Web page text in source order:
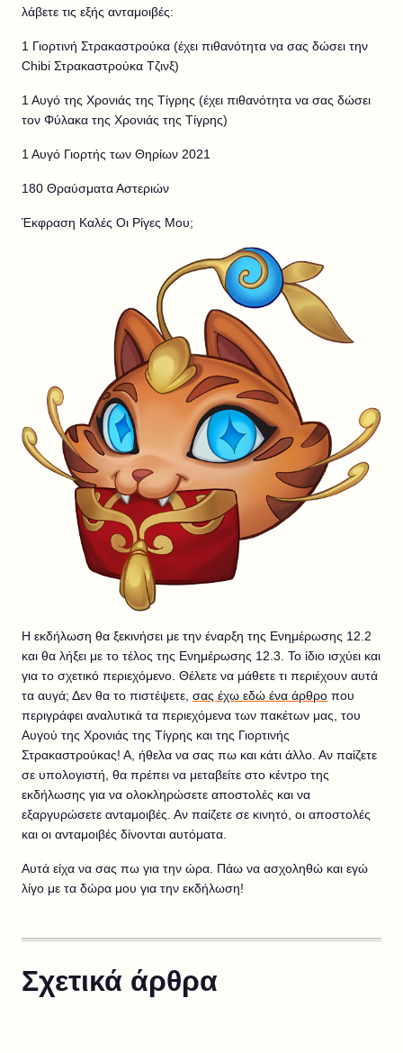
λάβετε τις εξής ανταμοιβές:
1 Γιορτινή Στρακαστρούκα (έχει πιθανότητα να σας δώσει την
Chibi Στρακαστρούκα Τζινξ)
1 Αυγό της Χρονιάς της Τίγρης (έχει πιθανότητα να σας δώσει
τον Φύλακα της Χρονιάς της Τίγρης)
1 Αυγό Γιορτής των Θηρίων 2021
180 Θραύσματα Αστεριών
Έκφραση Καλές Οι Ρίγες Μου;
Η εκδήλωση θα ξεκινήσει με την έναρξη της Ενημέρωσης 12.2
και θα λήξει με το τέλος της Ενημέρωσης 12.3. Το ίδιο ισχύει και
για το σχετικό περιεχόμενο. Θέλετε να μάθετε τι περιέχουν αυτά
τα αυγά; Δεν θα το πιστέψετε, σας έχω εδώ ένα άρθρο που
περιγράφει αναλυτικά τα περιεχόμενα των πακέτων μας, του
Αυγού της Χρονιάς της Τίγρης και της Γιορτινής
Στρακαστρούκας! Α, ήθελα να σας πω και κάτι άλλο. Αν παίζετε
σε υπολογιστή, θα πρέπει να μεταβείτε στο κέντρο της
εκδήλωσης για να ολοκληρώσετε αποστολές και να
εξαργυρώσετε ανταμοιβές. Αν παίζετε σε κινητό, οι αποστολές
και οι ανταμοιβές δίνονται αυτόματα.
Αυτά είχα να σας πω για την ώρα. Πάω να ασχοληθώ και εγώ
λίγο με τα δώρα μου για την εκδήλωση!
Σχετικά άρθρα